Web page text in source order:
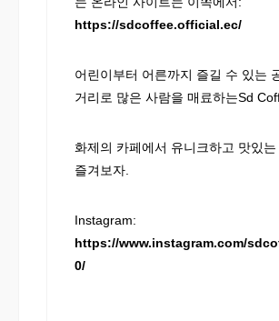
https://sdcoffee.official.ec/
어린이부터 어른까지 즐길 수 있는
거리로 많은 사람을 매료하는Sd
화제의 카페에서 유니크하고 맛있
즐겨보자.
Instagram:
https://www.instagram.com/
0/